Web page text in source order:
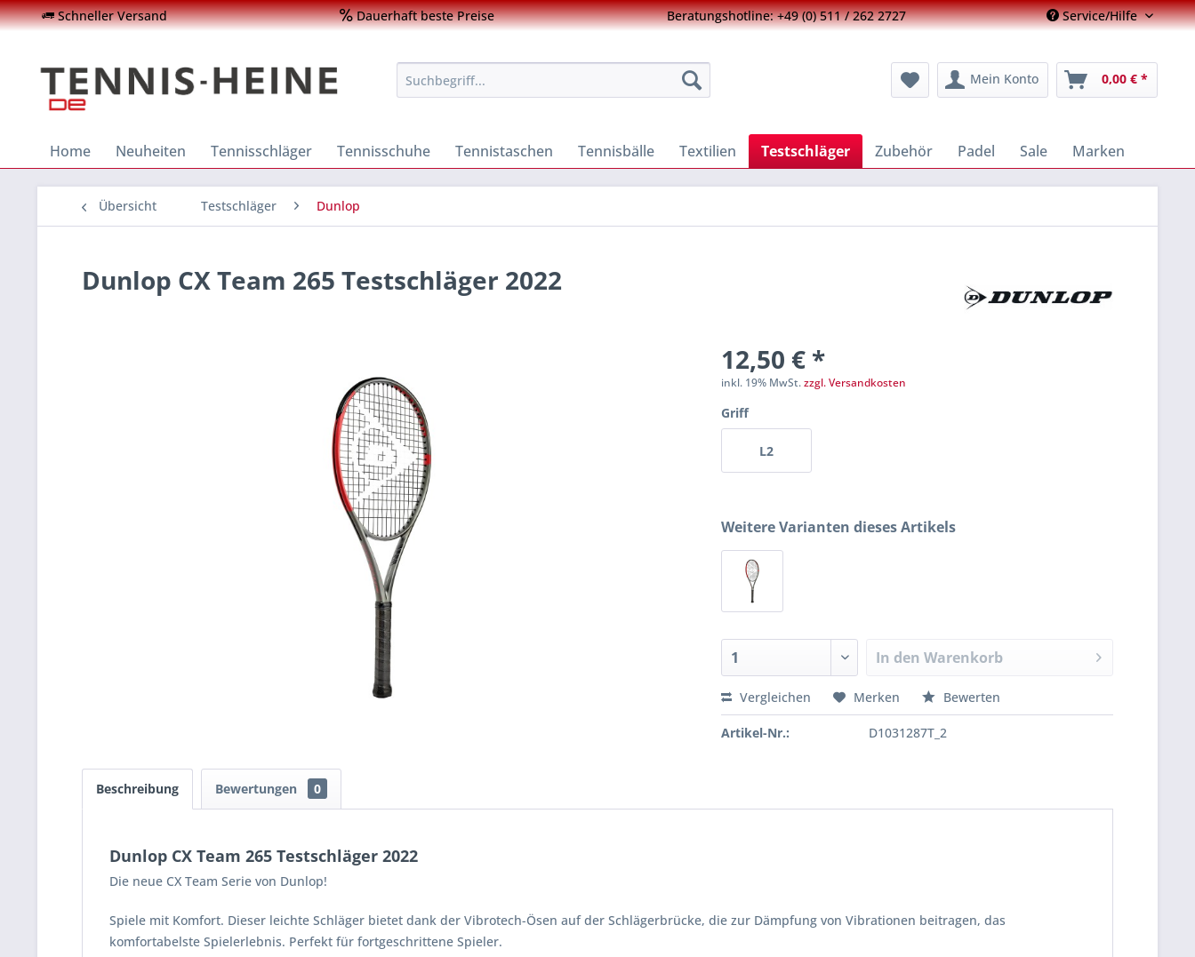
Schneller Versand Dauerhaft beste Preise Beratungshotline: +49 (0) 511 / 262 2727 Service/Hilfe
Mein Konto 0,00 € *
Home Neuheiten Tennisschläger Tennisschuhe Tennistaschen Tennisbälle Textilien Testschläger Zubehör Padel Sale Marken
Übersicht Testschläger Dunlop
Dunlop CX Team 265 Testschläger 2022
12,50 € *
inkl. 19% MwSt.zzgl. Versandkosten
Griff
L2
Weitere Varianten dieses Artikels
In den Warenkorb
Vergleichen Merken Bewerten
Artikel-Nr.: D1031287T_2
Beschreibung Bewertungen 0
Dunlop CX Team 265 Testschläger 2022
Die neue CX Team Serie von Dunlop!
Spiele mit Komfort. Dieser leichte Schläger bietet dank der Vibrotech-Ösen auf der Schlägerbrücke, die zur Dämpfung von Vibrationen beitragen, das
komfortabelste Spielerlebnis. Perfekt für fortgeschrittene Spieler.